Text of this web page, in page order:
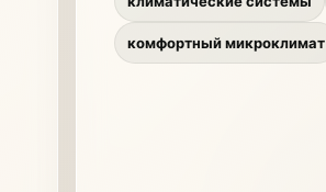
комфортный микроклимат